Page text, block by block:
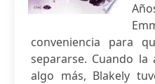
conveniencia para
separarse. Cuando
algo más, Blakely